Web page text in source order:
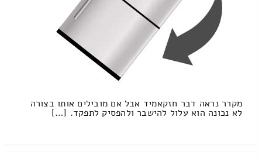
מקרר נראה דבר חזקאמיד אבל אם מובילים אותו בצורה
לא נכונה הוא עלול להישבר ולהפסיק לתפקד. […]